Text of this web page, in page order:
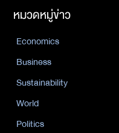
หมวดหมู่ข่าว
Economics
Business
Sustainability
World
Politics